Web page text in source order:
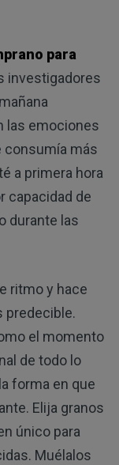
para
investigadores
las emociones
consumía más
a primera hora
capacidad de
durante las
ritmo y hace
predecible.
el momento
de todo lo
forma en que
Elija granos
único para
Muélalos